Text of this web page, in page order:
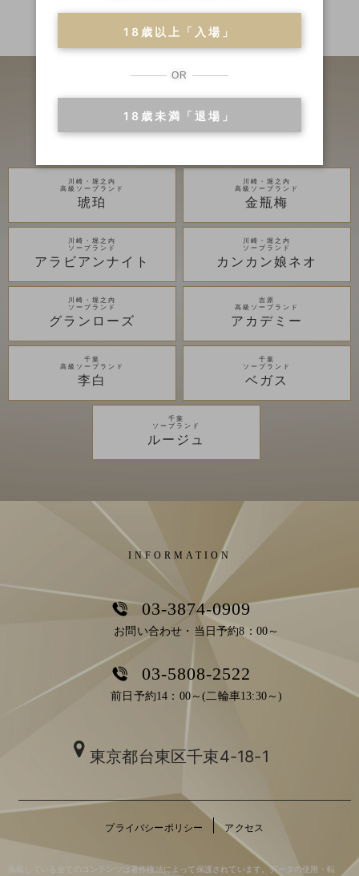
二輪車 ランキング
川崎・堀之内
高級ソープランド
琥珀
川崎・堀之内
高級ソープランド
金瓶梅
川崎・堀之内
ソープランド
アラビアンナイト
川崎・堀之内
ソープランド
カンカン娘ネオ
川崎・堀之内
ソープランド
グランローズ
吉原
高級ソープランド
アカデミー
千葉
高級ソープランド
李白
千葉
ソープランド
ベガス
千葉
ソープランド
ルージュ
INFORMATION
03-3874-0909
お問い合わせ・当日予約8：00～
03-5808-2522
前日予約14：00～(二輪車13:30～)
東京都台東区千束4-18-1
プライバシーポリシー アクセス
掲載している全てのコンテンツは著作権法によって保護されています。データの使用・転
18歳以上「入場」
OR
18歳未満「退場」